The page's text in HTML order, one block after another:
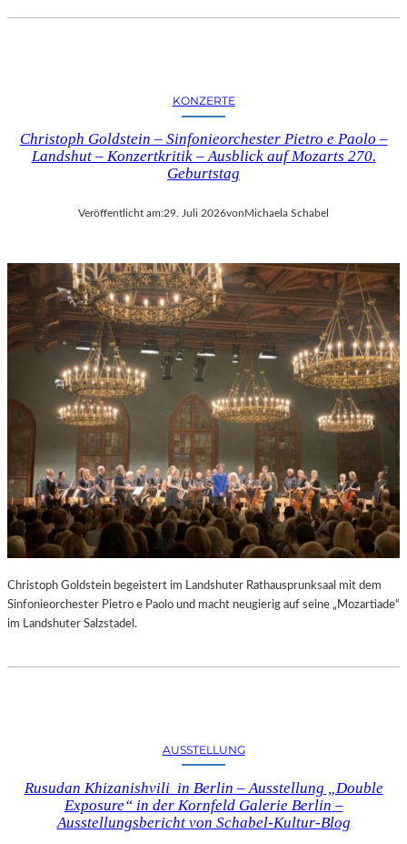
KONZERTE
Christoph Goldstein – Sinfonieorchester Pietro e Paolo –
Landshut – Konzertkritik – Ausblick auf Mozarts 270.
Geburtstag
Veröffentlicht am:29. Juli 2026von Michaela Schabel
Christoph Goldstein begeistert im Landshuter Rathausprunksaal mit dem
Sinfonieorchester Pietro e Paolo und macht neugierig auf seine „Mozartiade“
im Landshuter Salzstadel.
AUSSTELLUNG
Rusudan Khizanishvili in Berlin – Ausstellung „Double
Exposure“ in der Kornfeld Galerie Berlin –
Ausstellungsbericht von Schabel-Kultur-Blog